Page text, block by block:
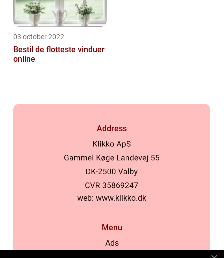
03 october 2022
Bestil de flotteste vinduer
online
Address
web: www.klikko.dk
Menu
Ads